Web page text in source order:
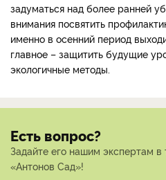
задуматься над более ранней
внимания посвятить
именно в осенний период
главное – защитить будущие
экологичные методы.
Есть вопрос?
Задайте его нашим экспертам в
«Антонов Сад»!